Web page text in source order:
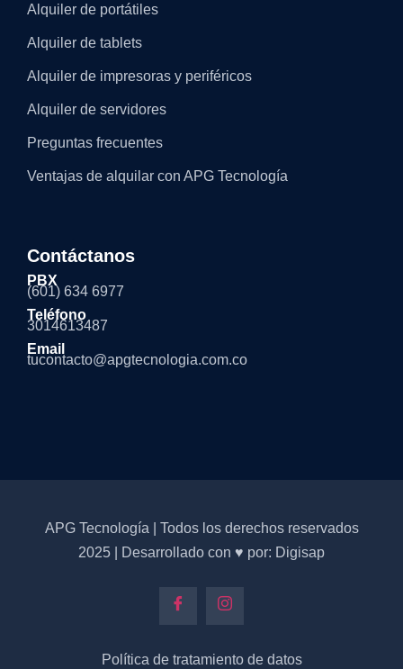
Alquiler de portátiles
Alquiler de tablets
Alquiler de impresoras y periféricos
Alquiler de servidores
Preguntas frecuentes
Ventajas de alquilar con APG Tecnología
Contáctanos
PBX
(601) 634 6977
Teléfono
3014613487
Email
tucontacto@apgtecnologia.com.co
APG Tecnología | Todos los derechos reservados
2025 | Desarrollado con ♥ por: Digisap
Política de tratamiento de datos